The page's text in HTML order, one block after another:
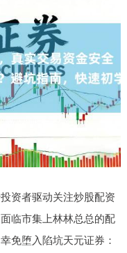
资者驱动关注炒股配资
临市集上林林总总的配
免堕入陷坑天元证券：